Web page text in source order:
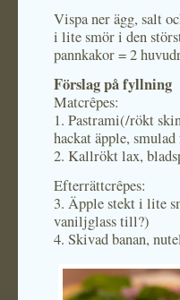
Vispa ner ägg, salt
i lite smör i den
pannkakor = 2
Förslag på fyllning
Matcrêpes:
1. Pastrami(/rökt
hackat äpple, smulad
2. Kallrökt lax,
Efterrättcrêpes:
3. Äpple stekt i lite
vaniljglass till?)
4. Skivad banan,